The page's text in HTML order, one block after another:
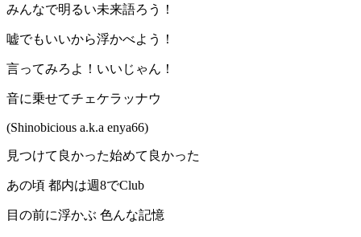
みんなで明るい未来語ろう！
嘘でもいいから浮かべよう！
言ってみろよ！いいじゃん！
音に乗せてチェケラッナウ
(Shinobicious a.k.a enya66)
見つけて良かった始めて良かった
あの頃 都内は週8でClub
目の前に浮かぶ 色んな記憶